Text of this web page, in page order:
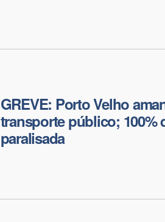
GREVE: Porto Velho
transporte público; 100%
paralisada